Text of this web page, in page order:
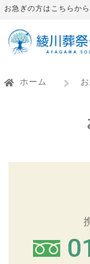
お急ぎの方はこちらか
ホーム